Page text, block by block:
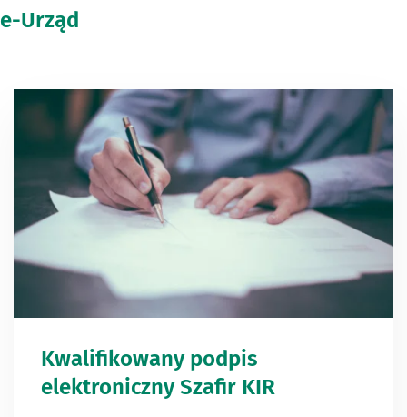
e-Urząd
Kwalifikowany podpis
elektroniczny Szafir KIR